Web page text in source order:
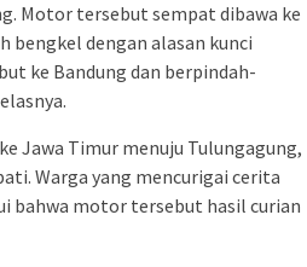
Motor tersebut sempat dibawa ke
bengkel dengan alasan kunci
ke Bandung dan berpindah-
Jawa Timur menuju Tulungagung,
Warga yang mencurigai cerita
bahwa motor tersebut hasil curian